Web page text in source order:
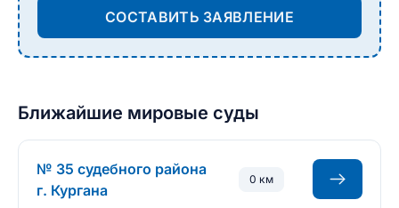
СОСТАВИТЬ ЗАЯВЛЕНИЕ
Ближайшие мировые суды
№ 35 судебного района
г. Кургана
0 км